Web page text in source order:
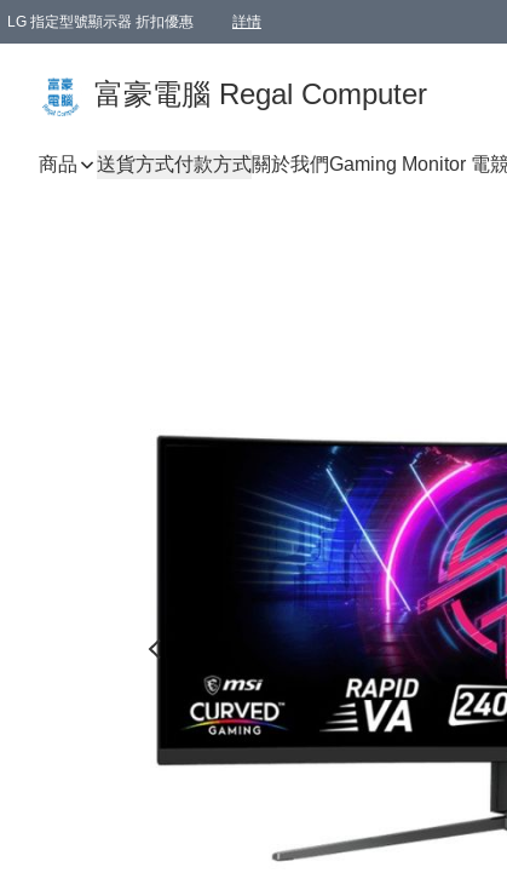
LG 指定型號顯示器 折扣優惠 詳情
富豪電腦 Regal Computer
商品 送貨方式付款方式關於我們Gaming Monitor 電